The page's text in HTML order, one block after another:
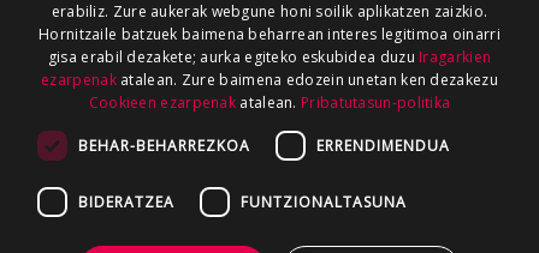
erabiliz. Zure aukerak webgune honi soilik aplikatzen zaizkio.
Hornitzaile batzuek baimena beharrean interes legitimoa oinarri
gisa erabil dezakete; aurka egiteko eskubidea duzu Iragarkien
ezarpenakatalean. Zure baimena edozein unetan ken dezakezu
Cookieen ezarpenak atalean. Pribatutasun-politika
BEHAR-BEHARREZKOA ERRENDIMENDUA
BIDERATZEA FUNTZIONALTASUNA